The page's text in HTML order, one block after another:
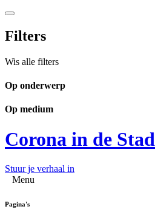
Filters
Wis alle filters
Op onderwerp
Op medium
Corona in de Stad
Stuur je verhaal in
Menu
Pagina's